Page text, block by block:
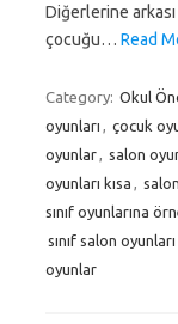
Diğerlerine
çocuğu… Read
Category: Okul
oyunları
çocuk
oyunlar
salon
oyunları kısa
sınıf oyunlarına
sınıf salon
oyunlar